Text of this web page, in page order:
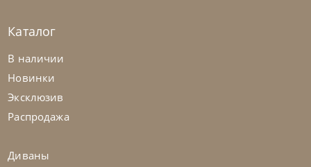
Bontempi
Стол Mirage
Каталог
В наличии
Новинки
Эксклюзив
Распродажа
Диваны